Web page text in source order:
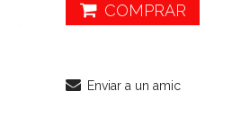
COMPRAR
Enviar a un amic